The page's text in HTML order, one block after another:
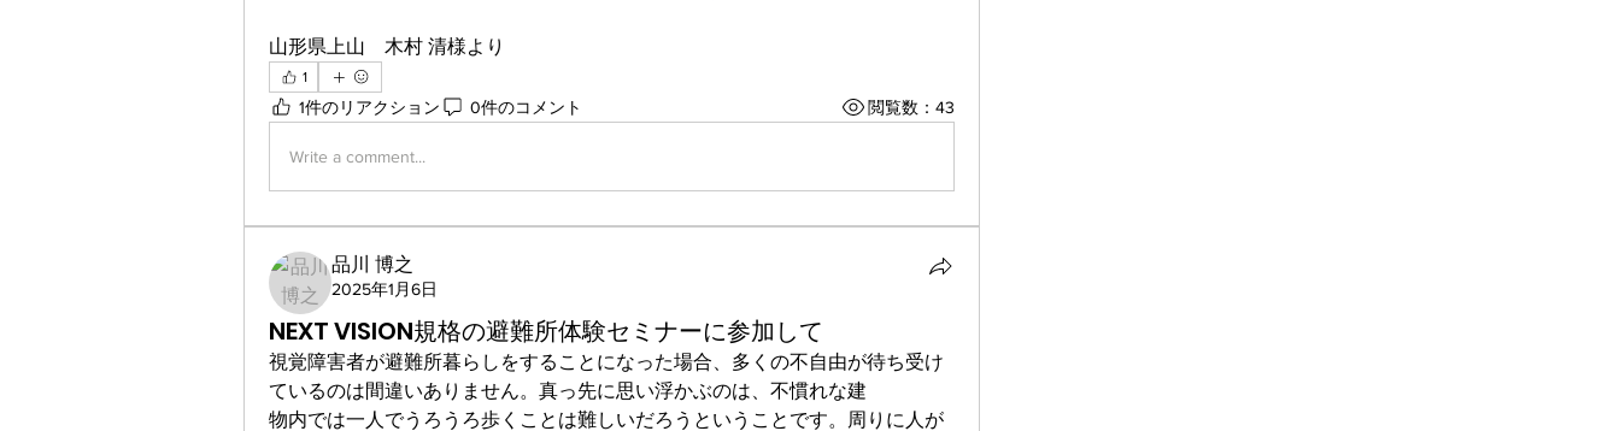
山形県上山　木村 清様より
1
1件のリアクション 0件のコメント 閲覧数：43
Write a comment...
品川 博之
2025年1月6日
NEXT VISION規格の避難所体験セミナーに参加して
視覚障害者が避難所暮らしをすることになった場合、多くの不自由が待ち受け
ているのは間違いありません。真っ先に思い浮かぶのは、不慣れな建
物内では一人でうろうろ歩くことは難しいだろうということです。周りに人が